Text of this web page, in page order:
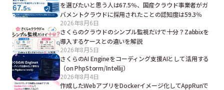
を選びたいと思う人は67.5％、国産クラウド事業者がガ
バメントクラウドに採用されたことの認知度は59.3％
2026年8月6日
さくらのクラウドのシンプル監視だけで十分？Zabbixを
導入するケースとの違いを解説
2026年8月5日
さくらのAI Engineをコーディング支援AIとして活用する
（on PhpStorm/Intellij）
2026年8月4日
作成したWebアプリをDockerイメージ化してAppRunで